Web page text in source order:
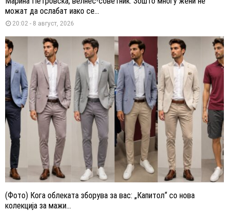
можат да ослабат иако се...
20:02 - 8 август, 2026
(Фото) Кога облеката зборува за вас: „Капитол“ со нова
колекција за мажи...